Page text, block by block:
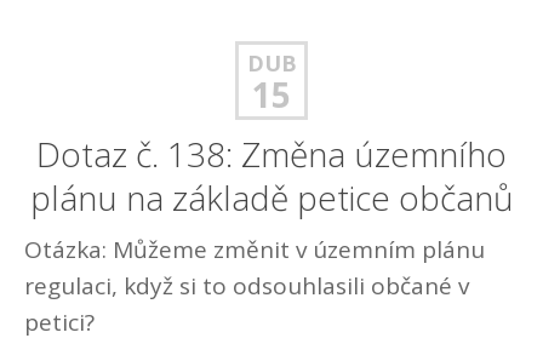
DUB
15
Dotaz č. 138: Změna územního
plánu na základě petice občanů
Otázka: Můžeme změnit v územním plánu
regulaci, když si to odsouhlasili občané v
petici?